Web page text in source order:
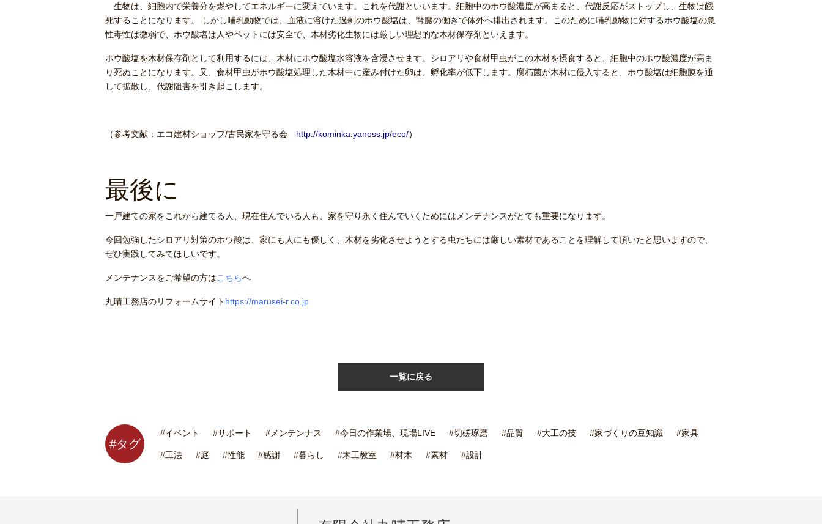
生物は、細胞内で栄養分を燃やしてエネルギーに変えています。これを代謝といいます。細胞中のホウ酸濃度が高まると、代謝反応がストップし、生物は餓
死することになります。 しかし哺乳動物では、血液に溶けた過剰のホウ酸塩は、腎臓の働きで体外へ排出されます。このために哺乳動物に対するホウ酸塩の急
性毒性は微弱で、ホウ酸塩は人やペットには安全で、木材劣化生物には厳しい理想的な木材保存剤といえます。
ホウ酸塩を木材保存剤として利用するには、木材にホウ酸塩水溶液を含浸させます。シロアリや食材甲虫がこの木材を摂食すると、細胞中のホウ酸濃度が高ま
り死ぬことになります。又、食材甲虫がホウ酸塩処理した木材中に産み付けた卵は、孵化率が低下します。腐朽菌が木材に侵入すると、ホウ酸塩は細胞膜を通
して拡散し、代謝阻害を引き起こします。
（参考文献：エコ建材ショップ/古民家を守る会 http://kominka.yanoss.jp/eco/）
最後に
一戸建ての家をこれから建てる人、現在住んでいる人も、家を守り永く住んでいくためにはメンテナンスがとても重要になります。
今回勉強したシロアリ対策のホウ酸は、家にも人にも優しく、木材を劣化させようとする虫たちには厳しい素材であることを理解して頂いたと思いますので、
ぜひ実践してみてほしいです。
メンテナンスをご希望の方はこちらへ
丸晴工務店のリフォームサイト https://marusei-r.co.jp
一覧に戻る
#タグ
#イベント #サポート #メンテンナス #今日の作業場、現場LIVE #切磋琢磨 #品質 #大工の技 #家づくりの豆知識 #家具
#工法 #庭 #性能 #感謝 #暮らし #木工教室 #材木 #素材 #設計